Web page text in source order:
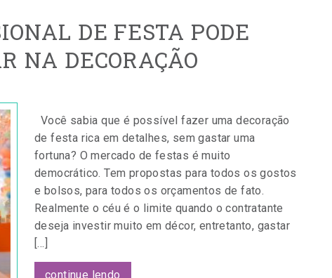
DE FESTA PODE
NA DECORAÇÃO
Você sabia que é possível fazer uma decoração
de festa rica em detalhes, sem gastar uma
fortuna? O mercado de festas é muito
democrático. Tem propostas para todos os gostos
e bolsos, para todos os orçamentos de fato.
Realmente o céu é o limite quando o contratante
deseja investir muito em décor, entretanto, gastar
[…]
continue lendo